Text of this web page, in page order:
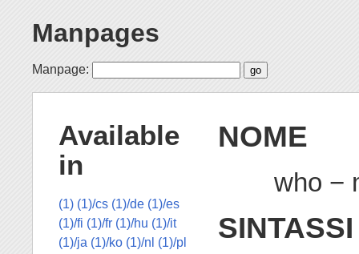
Manpages
Manpage:
NOME
who −
SINTASSI
Available
in
(1) (1)/cs (1)/de (1)/es
(1)/fi (1)/fr (1)/hu (1)/it
(1)/ja (1)/ko (1)/nl (1)/pl